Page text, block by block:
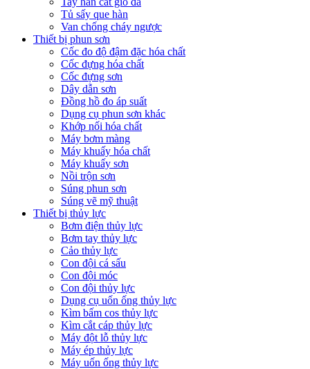
Tủ sấy que hàn
Van chống cháy ngược
Thiết bị phun sơn
Cốc đo độ đậm đặc hóa chất
Cốc đựng hóa chất
Cốc đựng sơn
Dây dẫn sơn
Đồng hồ đo áp suất
Dụng cụ phun sơn khác
Khớp nối hóa chất
Máy bơm màng
Máy khuấy hóa chất
Máy khuấy sơn
Nồi trộn sơn
Súng phun sơn
Súng vẽ mỹ thuật
Thiết bị thủy lực
Bơm điện thủy lực
Bơm tay thủy lực
Cảo thủy lực
Con đội cá sấu
Con đội móc
Con đội thủy lực
Dụng cụ uốn ống thủy lực
Kìm bấm cos thủy lực
Kìm cắt cáp thủy lực
Máy đột lỗ thủy lực
Máy ép thủy lực
Máy uốn ống thủy lực